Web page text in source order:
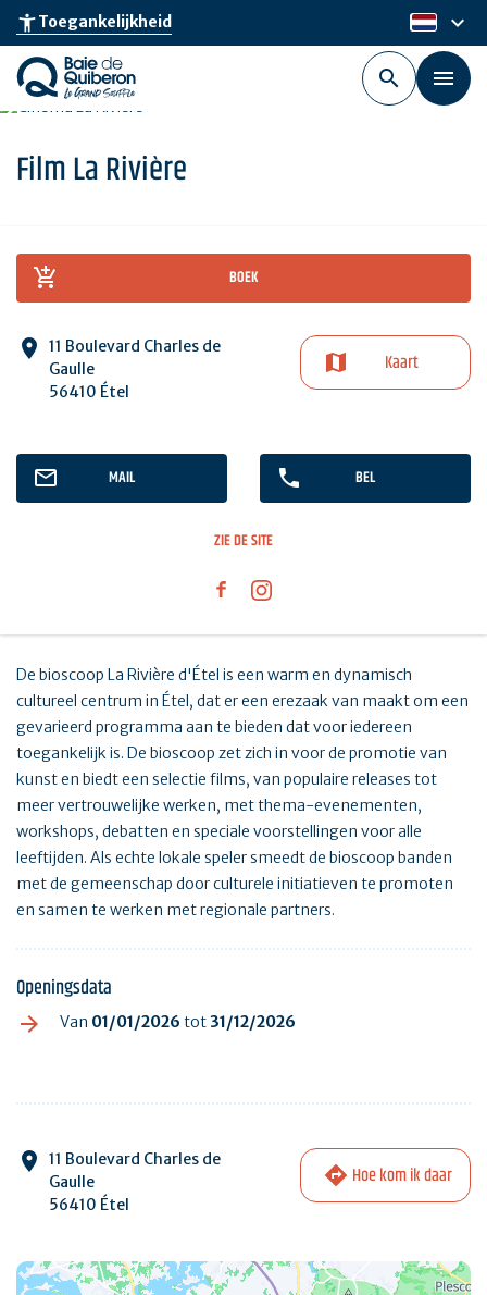
Skip
main
content
accessibility_newToegankelijkheid nl
keyboard_arrow_down
Film La Rivière
BOEK
11 Boulevard Charles de
Gaulle
56410 Étel
Kaart
MAIL BEL
ZIE DE SITE
De bioscoop La Rivière d'Étel is een warm en dynamisch
cultureel centrum in Étel, dat er een erezaak van maakt om een
gevarieerd programma aan te bieden dat voor iedereen
toegankelijk is. De bioscoop zet zich in voor de promotie van
kunst en biedt een selectie films, van populaire releases tot
meer vertrouwelijke werken, met thema-evenementen,
workshops, debatten en speciale voorstellingen voor alle
leeftijden. Als echte lokale speler smeedt de bioscoop banden
met de gemeenschap door culturele initiatieven te promoten
en samen te werken met regionale partners.
Openingsdata
Van 01/01/2026 tot31/12/2026
11 Boulevard Charles de
Gaulle
56410 Étel
Hoe kom ik daar